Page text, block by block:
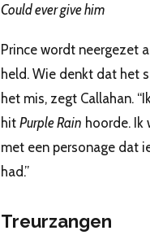
Could ever give him
Prince wordt neergezet
held. Wie denkt dat het
het mis, zegt Callahan.
hit Purple Rain hoorde. Ik
met een personage dat
had.”
Treurzangen